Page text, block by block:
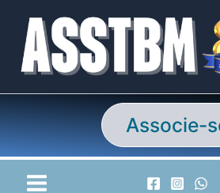
conteúdo
Associe-